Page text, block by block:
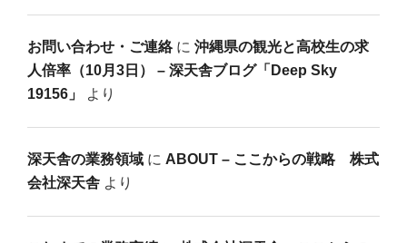
お問い合わせ・ご連絡に 沖縄県の観光と高校生の求
人倍率（10月3日） – 深天舎ブログ「Deep Sky
19156」
より
深天舎の業務領域 に ABOUT – ここからの戦略 株式
会社深天舎 より